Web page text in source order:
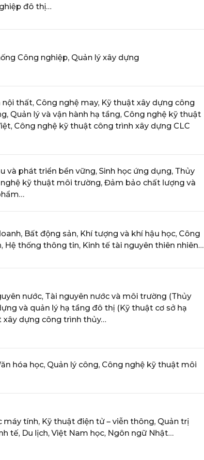
đô thị…
Công nghiệp, Quản lý xây dựng
nội thất, Công nghệ may, Kỹ thuật xây dựng công
Quản lý và vận hành hạ tầng, Công nghệ kỹ thuật
Công nghệ kỹ thuật công trình xây dựng CLC
và phát triển bền vững, Sinh học ứng dụng, Thủy
nghệ kỹ thuật môi trường, Đảm bảo chất lượng và
Bất động sản, Khí tượng và khí hậu học, Công
Hệ thống thông tin, Kinh tế tài nguyên thiên nhiên…
nước, Tài nguyên nước và môi trường (Thủy
và quản lý hạ tầng đô thị (Kỹ thuật cơ sở hạ
xây dựng công trình thủy…
hóa học, Quản lý công, Công nghệ kỹ thuật môi
máy tính, Kỹ thuật điện tử – viễn thông, Quản trị
tế, Du lịch, Việt Nam học, Ngôn ngữ Nhật…